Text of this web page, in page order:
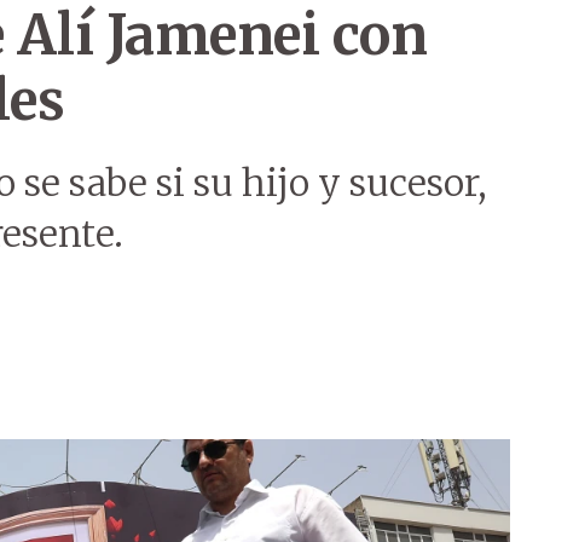
Alí Jamenei con
se sabe si su hijo y sucesor,